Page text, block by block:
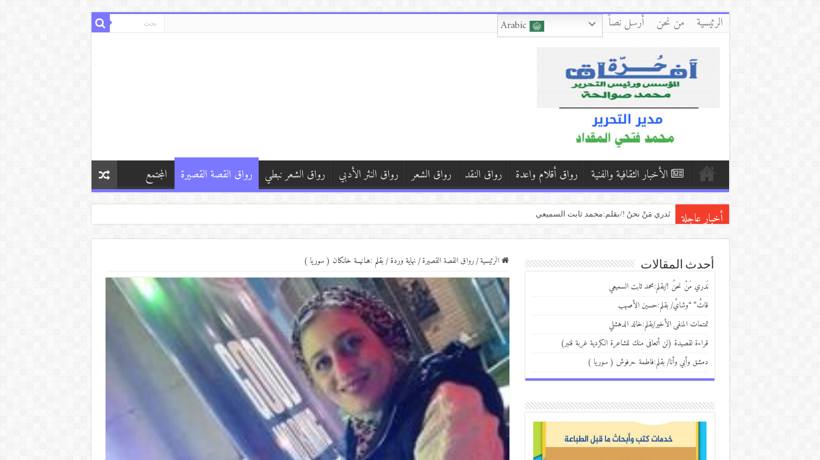
الرئيسية من نحن أرسل نصاً Arabic
الأخبار الثقافية والفنية رواق أقلام واعدة رواق النقد رواق الشعر رواق النثر الأدبي رواق الشعر نبطي رواق القصة القصيرة المجتمع
أخبار عاجلة قاتٌ” “وشايٌ/ بقلم:حسين الأصهب
تمتمات المنفى الأخير/بقلم:خالد الدهشلي
قراءة لقصيدة (لن أتعافى منك للشاعرة الكردية غربة قنبر)
الرئيسية/رواق القصة القصيرة/نهاية وردة / بقلم :هـانيــة خانكان ( سوريا ) أحدث المقالات
نَدري مَنْ نحنُ !/بقلم:محمد ثابت السميعي
قاتٌ” “وشايٌ/ بقلم:حسين الأصهب
تمتمات المنفى الأخير/بقلم:خالد الدهشلي
قراءة لقصيدة (لن أتعافى منك للشاعرة الكردية غربة قنبر)
دمشق وأبي وأنا/ بقلم:فاطمة حرفوش ( سوريا )